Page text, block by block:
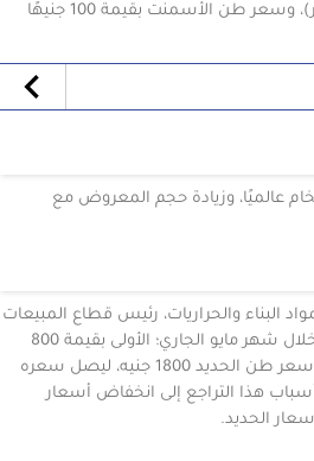
حيث انخفض سعر طن الحديد بقيمة 1800 جنيه (97.8 دولار)، وسعر طن الأسمنت بقيمة 100 جنيهًا
عالميًا، وزيادة حجم المعروض مع
والحراريات، رئيس قطاع المبيعات
بشركة حديد عز، إن أسعار الحديد في مصر انخفضت مرتين خلال شهر مايو الجاري؛ الأولى بقيمة 800
جنيه، والثانية بقيمة 1000 جنيه ليصل إجمالي الانخفاض في سعر طن الحديد 1800 جنيه، ليصل سعره
الضريبة، مرجعًا أسباب هذا التراجع إلى انخفاض أسعار
الحديد.